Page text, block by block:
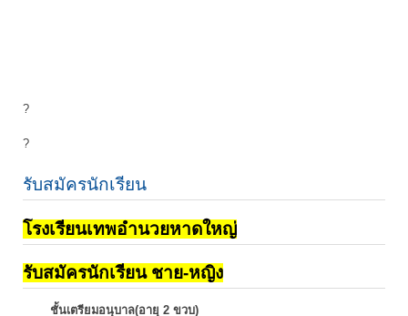
?
?
รับสมัครนักเรียน
โรงเรียนเทพอำนวยหาดใหญ่
รับสมัครนักเรียน ชาย-หญิง
ชั้นเตรียมอนุบาล(อายุ 2 ขวบ)